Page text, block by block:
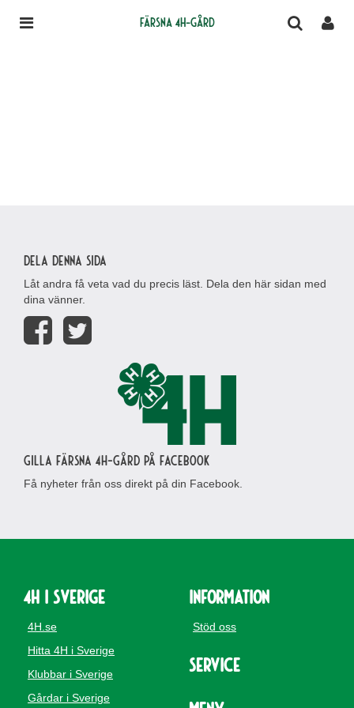
Färsna 4H-gård
Dela denna sida
Låt andra få veta vad du precis läst. Dela den här sidan med
dina vänner.
Gilla Färsna 4H-gård på Facebook
Få nyheter från oss direkt på din Facebook.
4H i Sverige
4H.se
Hitta 4H i Sverige
Klubbar i Sverige
Gårdar i Sverige
Information
Stöd oss
Service